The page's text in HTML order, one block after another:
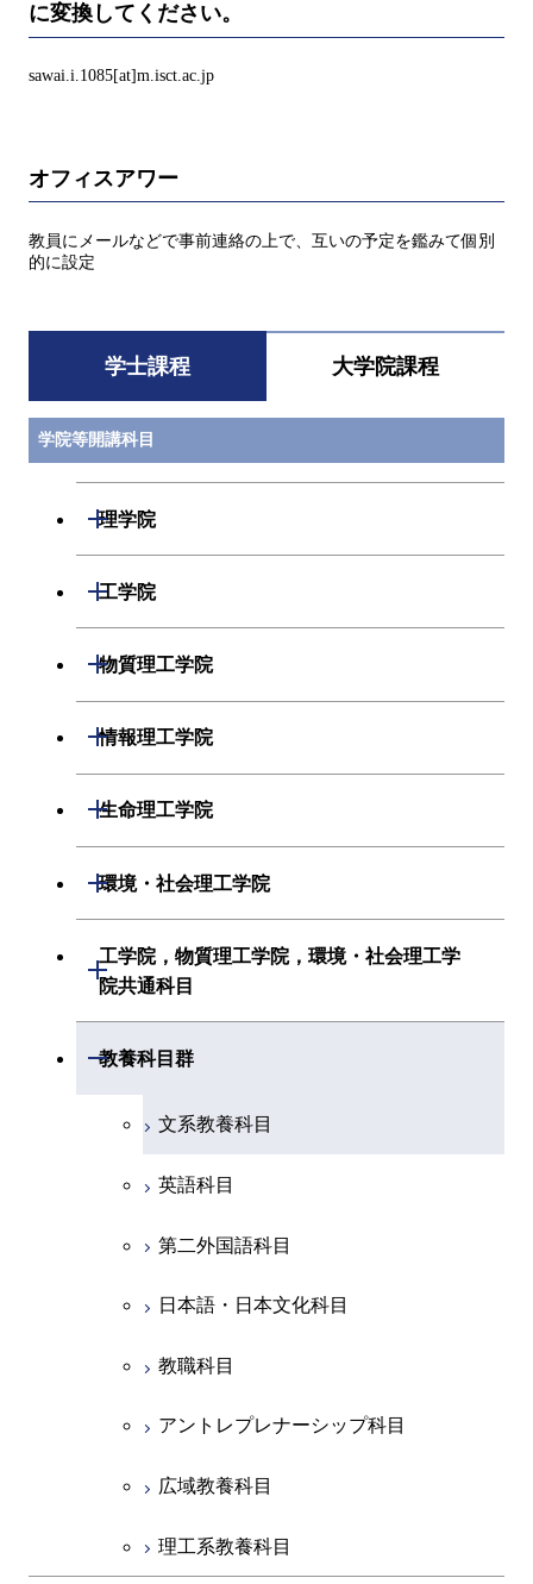
に変換してください。
sawai.i.1085[at]m.isct.ac.jp
オフィスアワー
教員にメールなどで事前連絡の上で、互いの予定を鑑みて個別
的に設定
学士課程 大学院課程
学院等開講科目
理学院
開閉
化学系
初年次専門科目
創造プロセス科目
共通専門科目
工学院
開閉
機械系
電気電子系
経営工学系
初年次専門科目
創造プロセス科目
物質理工学院
開閉
材料系
初年次専門科目
共通専門科目
情報理工学院
開閉
数理・計算科学系
初年次専門科目
創造プロセス科目
共通専門科目
生命理工学院
開閉
生命理工学系
創造プロセス科目
共通専門科目
環境・社会理工学院
開閉
建築学系
融合理工学系
初年次専門科目
創造プロセス科目
共通専門科目
工学院，物質理工学院，環境・社会理工学
院共通科目
開閉
工学院，物質理工学院，環境・社会
教養科目群
開閉
文系教養科目
英語科目
第二外国語科目
日本語・日本文化科目
教職科目
アントレプレナーシップ科目
広域教養科目
理工系教養科目